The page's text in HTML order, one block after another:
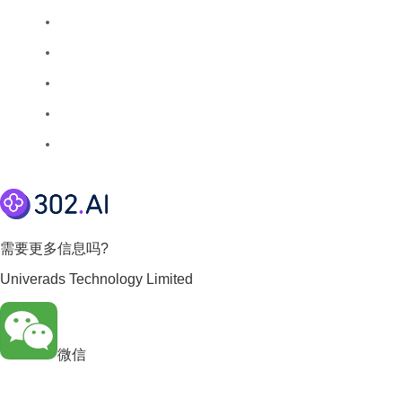
需要更多信息吗?
Univerads Technology Limited
微信